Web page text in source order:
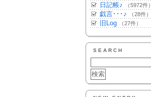
日記帳♪ （5972件）
戯言･･･♪ （28件）
旧Log （27件）
SEARCH